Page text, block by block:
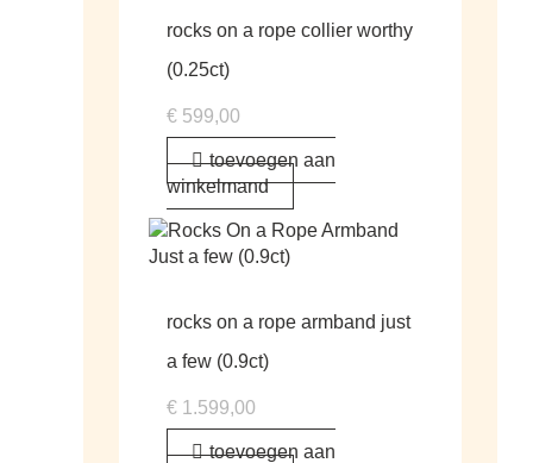
rocks on a rope collier worthy
(0.25ct)
€ 599,00
toevoegen aan
winkelmand
rocks on a rope armband just
a few (0.9ct)
€ 1.599,00
toevoegen aan